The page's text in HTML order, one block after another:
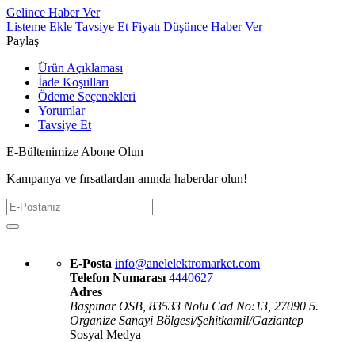
Gelince Haber Ver
Listeme Ekle Tavsiye Et Fiyatı Düşünce Haber Ver
Paylaş
Ürün Açıklaması
İade Koşulları
Ödeme Seçenekleri
Yorumlar
Tavsiye Et
E-Bültenimize Abone Olun
Kampanya ve fırsatlardan anında haberdar olun!
E-Posta info@anelelektromarket.com
Telefon Numarası 4440627
Adres
Başpınar OSB, 83533 Nolu Cad No:13, 27090 5.
Organize Sanayi Bölgesi/Şehitkamil/Gaziantep
Sosyal Medya